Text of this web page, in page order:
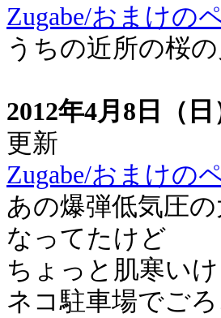
Zugabe/おまけの
うちの近所の桜
2012年4月8日（日
更新
Zugabe/おまけの
あの爆弾低気圧
なってたけど
ちょっと肌寒い
ネコ駐車場でご